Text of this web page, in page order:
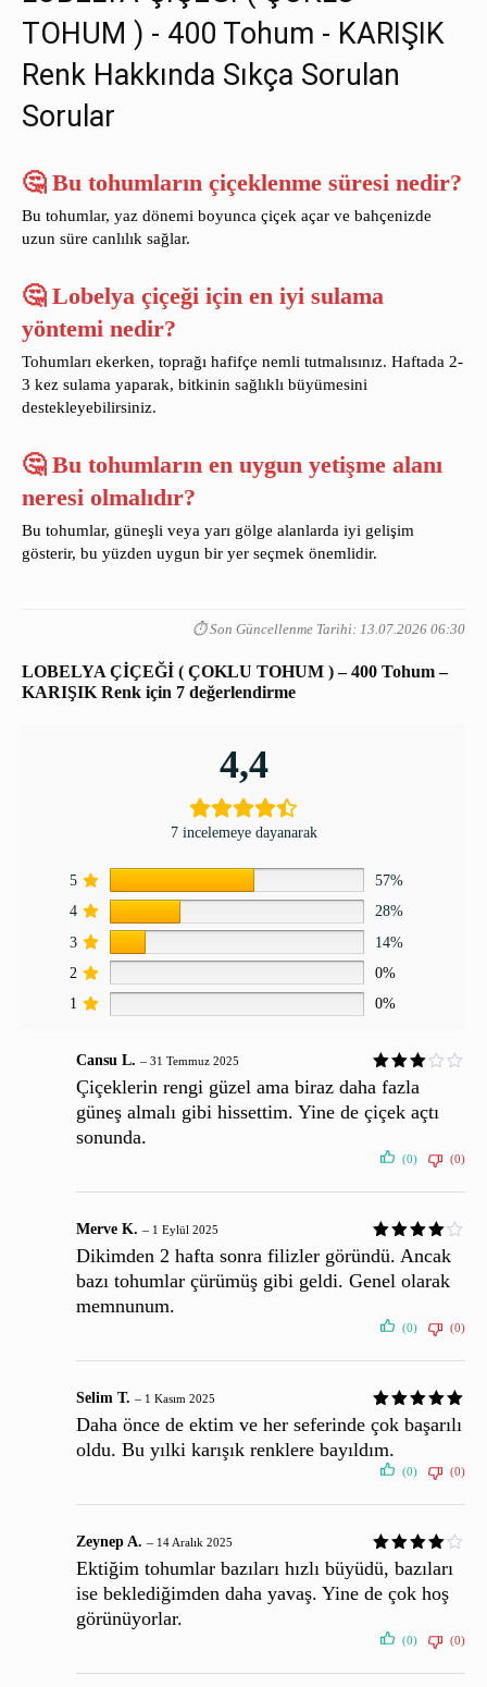
TOHUM ) - 400 Tohum - KARIŞIK
Renk Hakkında Sıkça Sorulan
Sorular
🤔 Bu tohumların çiçeklenme süresi nedir?
Bu tohumlar, yaz dönemi boyunca çiçek açar ve bahçenizde
uzun süre canlılık sağlar.
🤔 Lobelya çiçeği için en iyi sulama
yöntemi nedir?
Tohumları ekerken, toprağı hafifçe nemli tutmalısınız. Haftada 2-
3 kez sulama yaparak, bitkinin sağlıklı büyümesini
destekleyebilirsiniz.
🤔 Bu tohumların en uygun yetişme alanı
neresi olmalıdır?
Bu tohumlar, güneşli veya yarı gölge alanlarda iyi gelişim
gösterir, bu yüzden uygun bir yer seçmek önemlidir.
⏱️ Son Güncellenme Tarihi: 13.07.2026 06:30
LOBELYA ÇİÇEĞİ ( ÇOKLU TOHUM ) – 400 Tohum –
KARIŞIK Renk için 7 değerlendirme
4,4
7 incelemeye dayanarak
5
57%
4
28%
3
14%
2
0%
1
0%
Cansu L. – 31 Temmuz 2025
Çiçeklerin rengi güzel ama biraz daha fazla
güneş almalı gibi hissettim. Yine de çiçek açtı
sonunda.
(0) (0)
Merve K. – 1 Eylül 2025
Dikimden 2 hafta sonra filizler göründü. Ancak
bazı tohumlar çürümüş gibi geldi. Genel olarak
memnunum.
(0) (0)
Selim T. – 1 Kasım 2025
Daha önce de ektim ve her seferinde çok başarılı
oldu. Bu yılki karışık renklere bayıldım.
(0) (0)
Zeynep A. – 14 Aralık 2025
Ektiğim tohumlar bazıları hızlı büyüdü, bazıları
ise beklediğimden daha yavaş. Yine de çok hoş
görünüyorlar.
(0) (0)